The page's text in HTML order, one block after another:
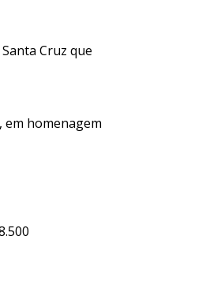
Cruz que
em homenagem